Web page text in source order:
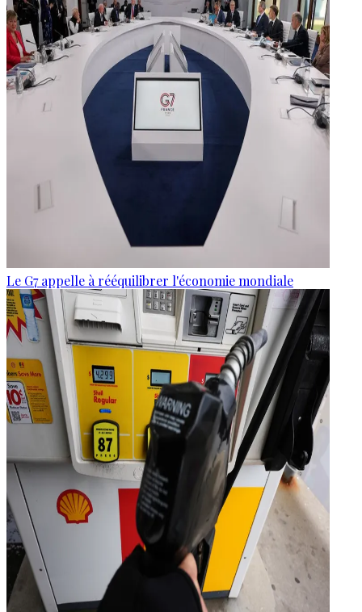
Le G7 appelle à rééquilibrer l'économie mondiale